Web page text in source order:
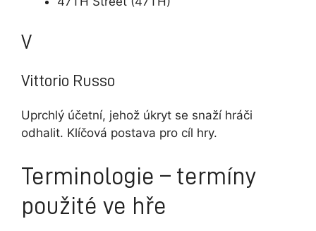
V
Vittorio Russo
Uprchlý účetní, jehož úkryt se snaží hráči
odhalit. Klíčová postava pro cíl hry.
Terminologie – termíny
použité ve hře